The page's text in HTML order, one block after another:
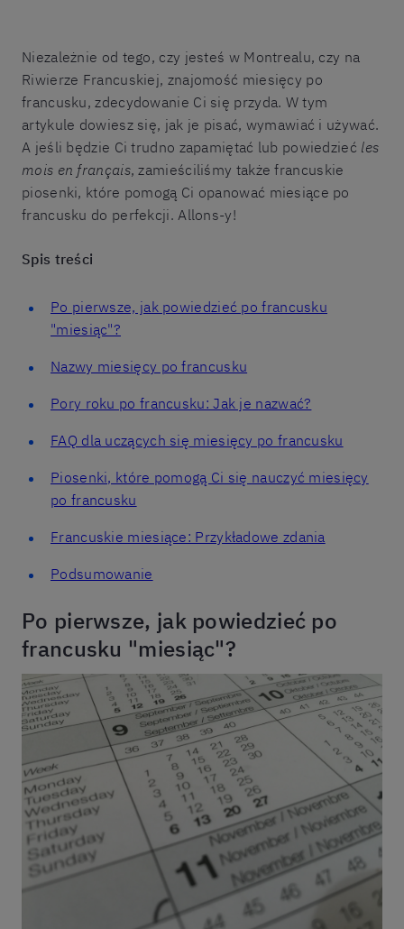
Niezależnie od tego, czy jesteś w Montrealu, czy na
Riwierze Francuskiej, znajomość miesięcy po
francusku, zdecydowanie Ci się przyda. W tym
artykule dowiesz się, jak je pisać, wymawiać i używać.
A jeśli będzie Ci trudno zapamiętać lub powiedzieć les
mois en français, zamieściliśmy także francuskie
piosenki, które pomogą Ci opanować miesiące po
francusku do perfekcji. Allons-y!
Spis treści
Po pierwsze, jak powiedzieć po francusku
"miesiąc"?
Nazwy miesięcy po francusku
Pory roku po francusku: Jak je nazwać?
FAQ dla uczących się miesięcy po francusku
Piosenki, które pomogą Ci się nauczyć miesięcy
po francusku
Francuskie miesiące: Przykładowe zdania
Podsumowanie
Po pierwsze, jak powiedzieć po
francusku "miesiąc"?